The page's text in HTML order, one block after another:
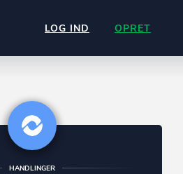
LOG IND OPRET
HANDLINGER